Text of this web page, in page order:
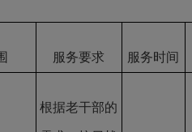
服务要求 服务时间
根据老干部的